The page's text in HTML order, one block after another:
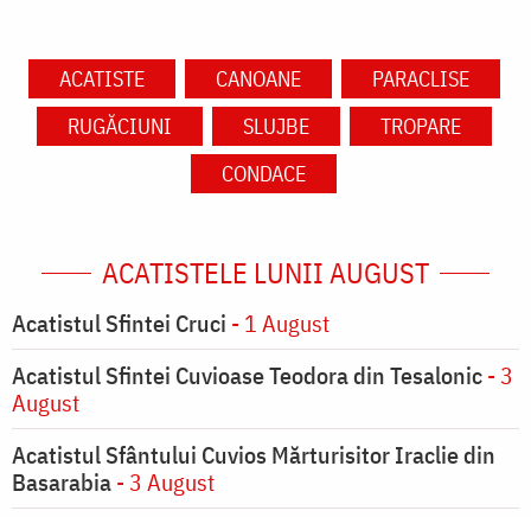
ACATISTE CANOANE
PARACLISE
RUGĂCIUNI
SLUJBE
TROPARE
CONDACE
ACATISTELE LUNII AUGUST
Acatistul Sfintei Cruci - 1 August
Acatistul Sfintei Cuvioase Teodora din Tesalonic- 3
August
Acatistul Sfântului Cuvios Mărturisitor Iraclie din
Basarabia- 3 August